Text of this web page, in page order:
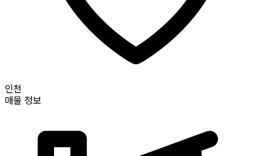
인천
매물 정보